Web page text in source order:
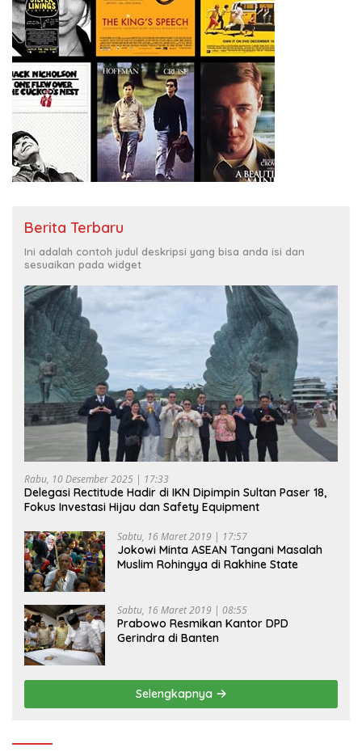
Berita Terbaru
Ini adalah contoh judul deskripsi yang bisa anda isi dan
sesuaikan pada widget
Rabu, 10 Desember 2025 | 17:33
Delegasi Rectitude Hadir di IKN Dipimpin Sultan Paser 18,
Fokus Investasi Hijau dan Safety Equipment
Sabtu, 16 Maret 2019 | 17:57
Jokowi Minta ASEAN Tangani Masalah
Muslim Rohingya di Rakhine State
Sabtu, 16 Maret 2019 | 08:55
Prabowo Resmikan Kantor DPD
Gerindra di Banten
Selengkapnya